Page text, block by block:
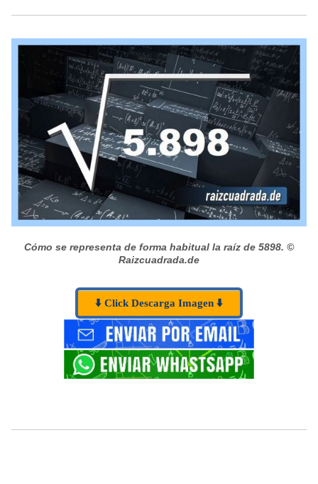
Cómo se representa de forma habitual la raíz de 5898. ©
Raizcuadrada.de
⬇️ Click Descarga Imagen ⬇️